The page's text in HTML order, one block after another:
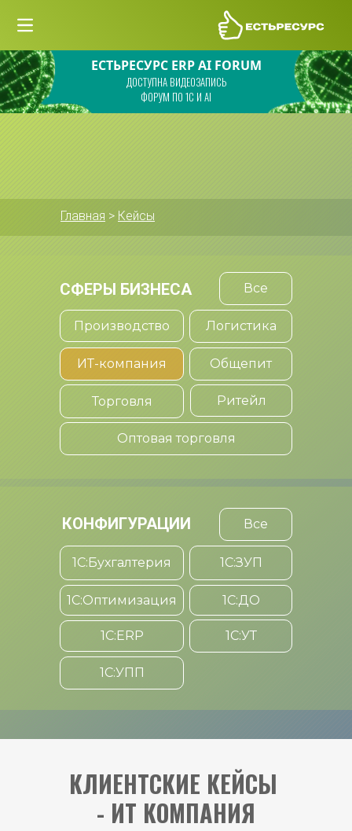
ЕСТЬРЕСУРС ERP AI FORUM
ФОРУМ ПО 1С И AI
ДОСТУПНА ВИДЕОЗАПИСЬ
СФЕРЫ БИЗНЕСА
ИТ-компания
Оптовая торговля
Торговля
Все
Производство
Ритейл
Логистика
Общепит
Главная > Кейсы
КОНФИГУРАЦИИ Все
1С:Бухгалтерия
1С:ERP
1C:ДО
1С:ЗУП
1C:Оптимизация
1С:УПП
1С:УТ
КЛИЕНТСКИЕ КЕЙСЫ
- ИТ КОМПАНИЯ